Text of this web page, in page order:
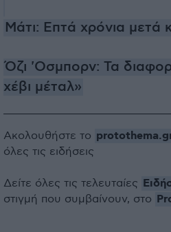
Μάτι: Επτά χρόνια μετά
Όζι 'Οσμπορν: Τα
χέβι μέταλ»
Ακολουθήστε το
όλες τις ειδήσεις
Δείτε όλες τις τελευταίες
στιγμή που συμβαίνουν, στο